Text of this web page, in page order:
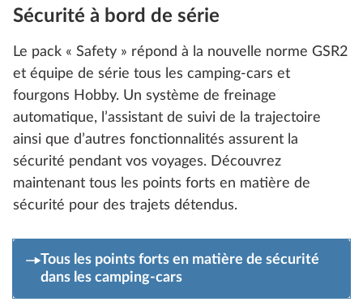
Sécurité à bord de série
Le pack « Safety » répond à la nouvelle norme GSR2
et équipe de série tous les camping-cars et
fourgons Hobby. Un système de freinage
automatique, l’assistant de suivi de la trajectoire
ainsi que d’autres fonctionnalités assurent la
sécurité pendant vos voyages. Découvrez
maintenant tous les points forts en matière de
sécurité pour des trajets détendus.
Tous les points forts en matière de sécurité
dans les camping-cars